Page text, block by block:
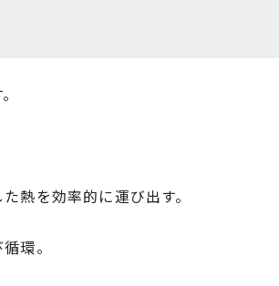
熱を効率的に運び出す。
環。